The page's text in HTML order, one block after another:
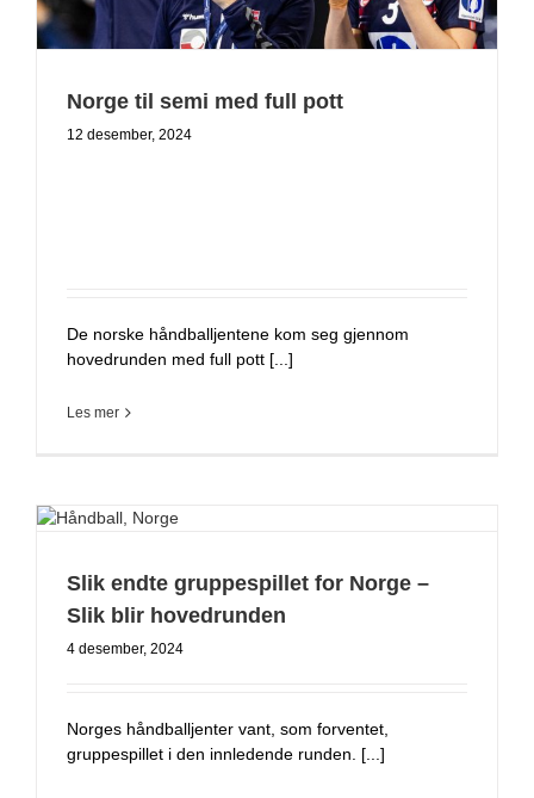
Norge til semi med full pott
12 desember, 2024
De norske håndballjentene kom seg gjennom
hovedrunden med full pott [...]
Les mer
Slik endte gruppespillet for Norge –
Slik blir hovedrunden
4 desember, 2024
Norges håndballjenter vant, som forventet,
gruppespillet i den innledende runden. [...]